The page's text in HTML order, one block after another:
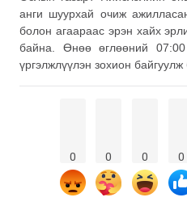
анги шуурхай очиж
болон агаараас эрэн хайх
байна. Өнөө өглөөний
үргэлжлүүлэн зохион байгуулж
0 0 0 0